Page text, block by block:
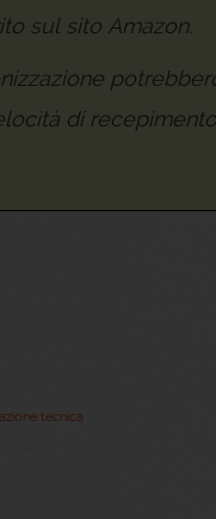
sul sito Amazon.
di
tecnica